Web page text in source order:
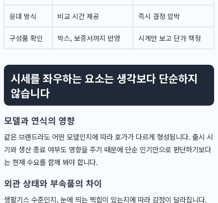
응대 방식 비교 시간 제공 즉시 결정 압박
구성품 확인 박스, 보증서까지 반영 시계만 보고 단가 책정
시세를 좌우하는 요소는 생각보다 단순하지
않습니다
모델과 연식의 영향
같은 브랜드라도 어떤 모델인지에 따라 호가가 다르게 형성됩니다. 출시 시
기와 생산 종료 여부도 영향을 주기 때문에 단순 인기만으로 판단하기보다
는 현재 수요를 함께 봐야 합니다.
외관 상태와 부속품의 차이
생활기스 수준인지, 눈에 띄는 찍힘이 있는지에 따라 감정이 달라집니다.